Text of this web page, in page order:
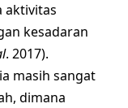
aktivitas
kesadaran
. 2017).
masih sangat
dimana